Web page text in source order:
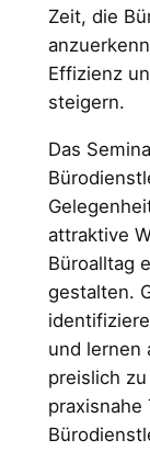
Zeit, die
Effizienz
steigern.
Das
attraktive
Büroalltag
gestalten.
und lernen
preislich